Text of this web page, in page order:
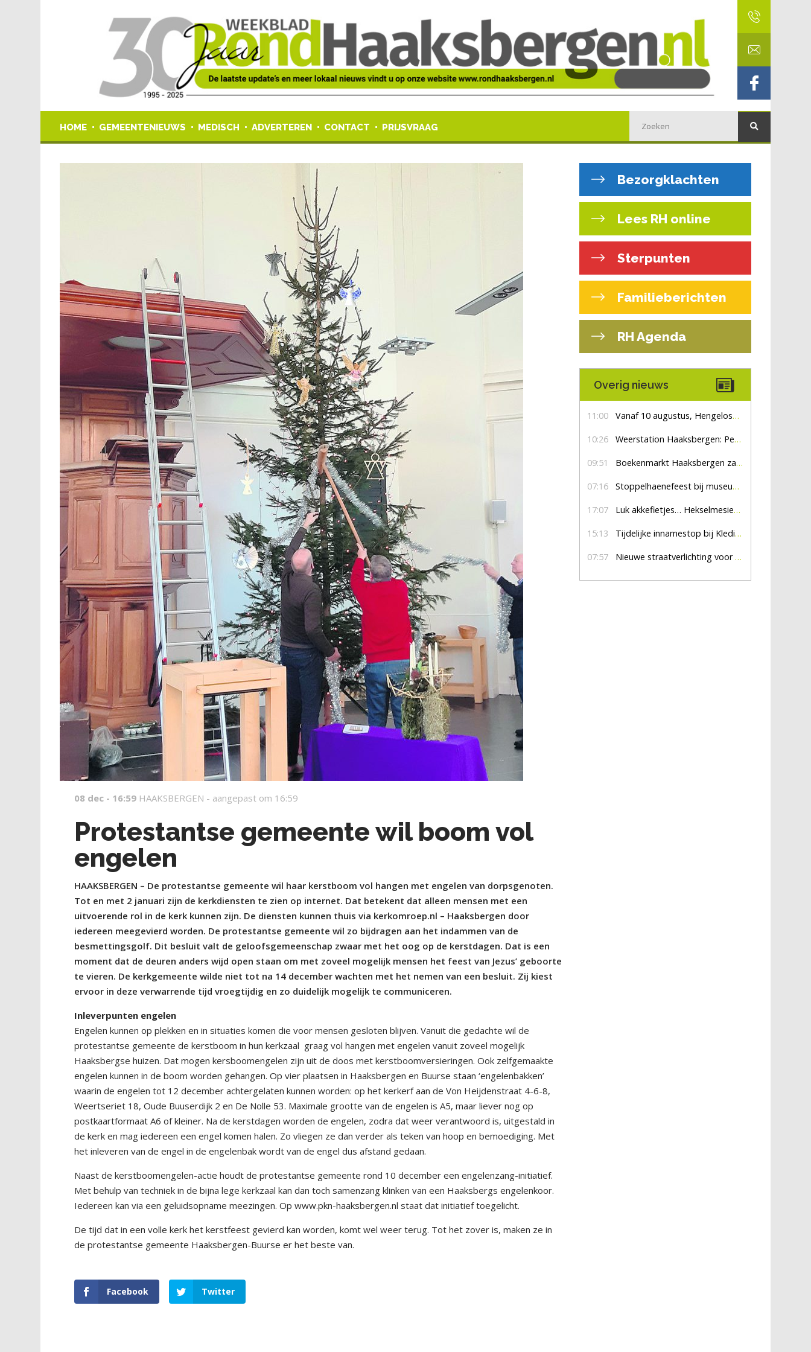
HOME GEMEENTENIEUWS MEDISCH ADVERTEREN CONTACT PRIJSVRAAG
08 dec - 16:59 HAAKSBERGEN - aangepast om 16:59
Protestantse gemeente wil boom vol
engelen
HAAKSBERGEN – De protestantse gemeente wil haar kerstboom vol hangen met engelen van dorpsgenoten.
Tot en met 2 januari zijn de kerkdiensten te zien op internet. Dat betekent dat alleen mensen met een
uitvoerende rol in de kerk kunnen zijn. De diensten kunnen thuis via kerkomroep.nl – Haaksbergen door
iedereen meegevierd worden. De protestantse gemeente wil zo bijdragen aan het indammen van de
besmettingsgolf. Dit besluit valt de geloofsgemeenschap zwaar met het oog op de kerstdagen. Dat is een
moment dat de deuren anders wijd open staan om met zoveel mogelijk mensen het feest van Jezus’ geboorte
te vieren. De kerkgemeente wilde niet tot na 14 december wachten met het nemen van een besluit. Zij kiest
ervoor in deze verwarrende tijd vroegtijdig en zo duidelijk mogelijk te communiceren.
Inleverpunten engelen
Engelen kunnen op plekken en in situaties komen die voor mensen gesloten blijven. Vanuit die gedachte wil de
protestantse gemeente de kerstboom in hun kerkzaal graag vol hangen met engelen vanuit zoveel mogelijk
Haaksbergse huizen. Dat mogen kersboomengelen zijn uit de doos met kerstboomversieringen. Ook zelfgemaakte
engelen kunnen in de boom worden gehangen. Op vier plaatsen in Haaksbergen en Buurse staan ‘engelenbakken’
waarin de engelen tot 12 december achtergelaten kunnen worden: op het kerkerf aan de Von Heijdenstraat 4-6-8,
Weertseriet 18, Oude Buuserdijk 2 en De Nolle 53. Maximale grootte van de engelen is A5, maar liever nog op
postkaartformaat A6 of kleiner. Na de kerstdagen worden de engelen, zodra dat weer verantwoord is, uitgestald in
de kerk en mag iedereen een engel komen halen. Zo vliegen ze dan verder als teken van hoop en bemoediging. Met
het inleveren van de engel in de engelenbak wordt van de engel dus afstand gedaan.
Naast de kerstboomengelen-actie houdt de protestantse gemeente rond 10 december een engelenzang-initiatief.
Met behulp van techniek in de bijna lege kerkzaal kan dan toch samenzang klinken van een Haaksbergs engelenkoor.
Iedereen kan via een geluidsopname meezingen. Op www.pkn-haaksbergen.nl staat dat initiatief toegelicht.
De tijd dat in een volle kerk het kerstfeest gevierd kan worden, komt wel weer terug. Tot het zover is, maken ze in
de protestantse gemeente Haaksbergen-Buurse er het beste van.
Facebook Twitter
Bezorgklachten
Lees RH online
Sterpunten
Familieberichten
RH Agenda
Overig nieuws
11:00 Vanaf 10 augustus, Hengelosestraat drie weken dicht voor doorgaand verkeer
10:26 Weerstation Haaksbergen: Perioden met zon en droog
09:51 Boekenmarkt Haaksbergen zaterdag 8 augustus, marktplein Haaksbergen
07:16 Stoppelhaenefeest bij museum De Lebbenbrugge
17:07 Luk akkefietjes… HekselmesienHarry
15:13 Tijdelijke innamestop bij Kledingbank Stefania
07:57 Nieuwe straatverlichting voor De Veldmaat en De Pas